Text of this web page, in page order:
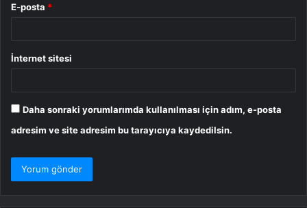
E-posta *
İnternet sitesi
Daha sonraki yorumlarımda kullanılması için adım, e-posta
adresim ve site adresim bu tarayıcıya kaydedilsin.